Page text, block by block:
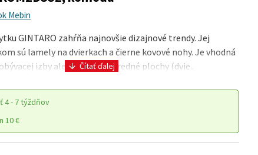
Mebin
GINTARO zahŕňa najnovšie dizajnové trendy. Jej
sú lamely na dvierkach a čierne kovové nohy. Je vhodná
izby alebo jedálne. Predné plochy (dvie..
4 - 7 týždňov
10 €